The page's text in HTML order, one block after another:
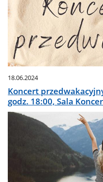
18.06.2024
Koncert
godz. 18:00, Sala